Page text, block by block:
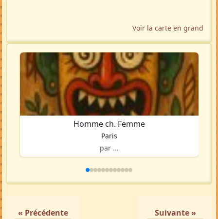
Voir la carte en grand
Homme ch. Femme
Paris
par ...
« Précédente Suivante »